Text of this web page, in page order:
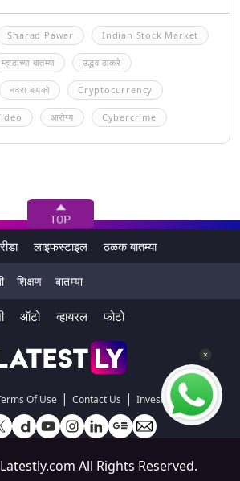
Sharad Pawar Indian Stock Market
म्हाडाच्या बातम्या उद्धव ठाकरे
नवरा बायको Cryptocurrency
आरोग्य Cybercrime
लाइफस्टाइल ठळक बातम्या
शिक्षण बातम्या
ऑटो व्हायरल फोटो
Of Use | Contact Us | Investors
Latestly.com All Rights Reserved.